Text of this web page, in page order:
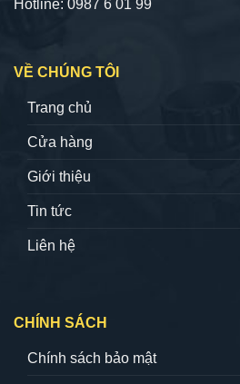
Hotline: 0987 6 01 99
VỀ CHÚNG TÔI
Trang chủ
Cửa hàng
Giới thiệu
Tin tức
Liên hệ
CHÍNH SÁCH
Chính sách bảo mật